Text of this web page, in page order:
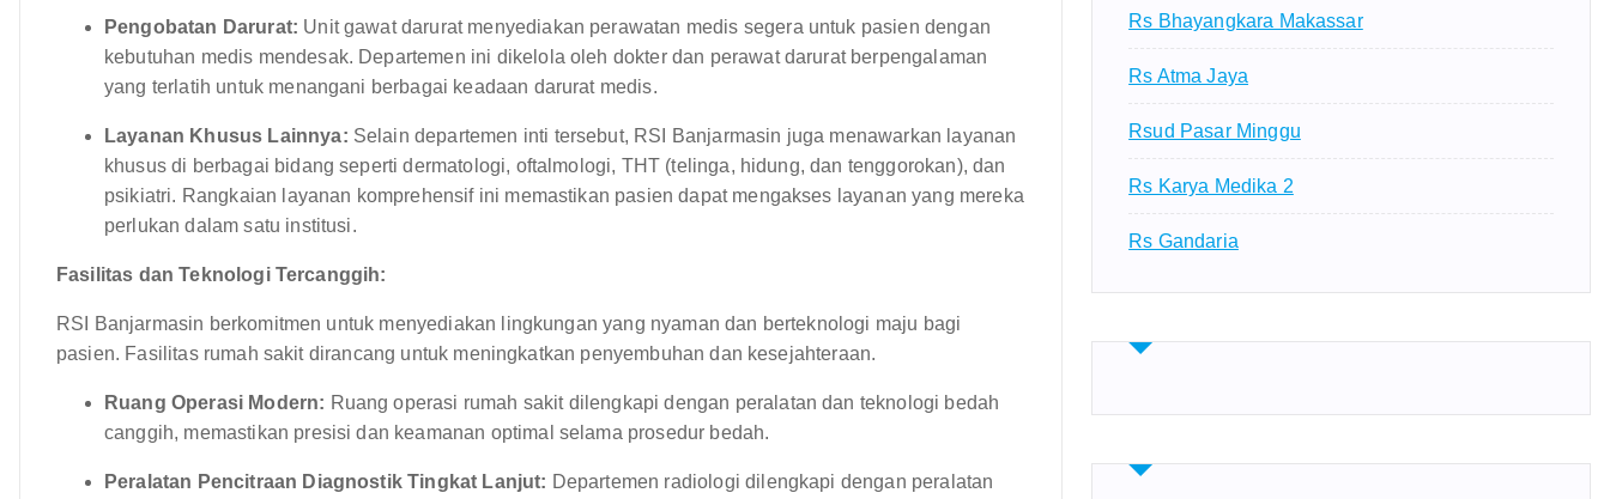
Pengobatan Darurat: Unit gawat darurat menyediakan perawatan medis segera untuk pasien dengan
kebutuhan medis mendesak. Departemen ini dikelola oleh dokter dan perawat darurat berpengalaman
yang terlatih untuk menangani berbagai keadaan darurat medis.
Layanan Khusus Lainnya: Selain departemen inti tersebut, RSI Banjarmasin juga menawarkan layanan
khusus di berbagai bidang seperti dermatologi, oftalmologi, THT (telinga, hidung, dan tenggorokan), dan
psikiatri. Rangkaian layanan komprehensif ini memastikan pasien dapat mengakses layanan yang mereka
perlukan dalam satu institusi.
Fasilitas dan Teknologi Tercanggih:
RSI Banjarmasin berkomitmen untuk menyediakan lingkungan yang nyaman dan berteknologi maju bagi
pasien. Fasilitas rumah sakit dirancang untuk meningkatkan penyembuhan dan kesejahteraan.
Ruang Operasi Modern: Ruang operasi rumah sakit dilengkapi dengan peralatan dan teknologi bedah
canggih, memastikan presisi dan keamanan optimal selama prosedur bedah.
Peralatan Pencitraan Diagnostik Tingkat Lanjut: Departemen radiologi dilengkapi dengan peralatan
Rs Bhayangkara Makassar
Rs Atma Jaya
Rsud Pasar Minggu
Rs Karya Medika 2
Rs Gandaria